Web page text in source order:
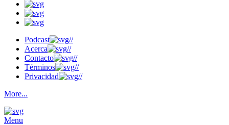
Podcast
//
Acerca
//
Contacto
//
Términos
//
Privacidad
//
More...
Menu